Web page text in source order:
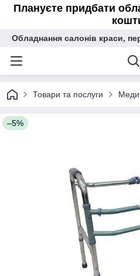
Плануєте придбати
Обладнання салонів краси,
Товари та послуги
–5%